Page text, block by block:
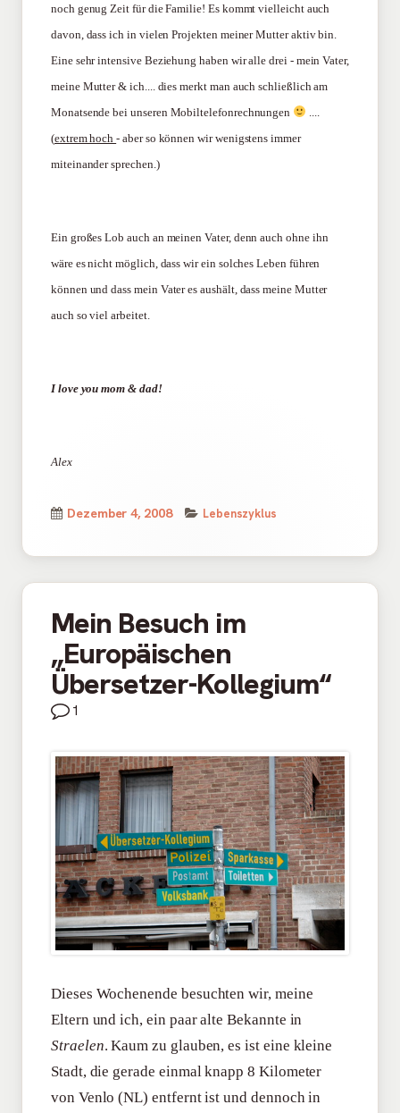
noch genug Zeit für die Familie! Es kommt vielleicht auch
davon, dass ich in vielen Projekten meiner Mutter aktiv bin.
Eine sehr intensive Beziehung haben wir alle drei - mein Vater,
meine Mutter & ich.... dies merkt man auch schließlich am
Monatsende bei unseren Mobiltelefonrechnungen
(extrem hoch- aber so können wir wenigstens immer
miteinander sprechen.)
Ein großes Lob auch an meinen Vater, denn auch ohne ihn
wäre es nicht möglich, dass wir ein solches Leben führen
können und dass mein Vater es aushält, dass meine Mutter
auch so viel arbeitet.
I love you mom & dad!
Alex
Veröffentlicht
Dezember 4, 2008 Kategorien
Lebenszyklus
Mein Besuch im
„Europäischen
Übersetzer-Kollegium“
1
Dieses Wochenende besuchten wir, meine
Eltern und ich, ein paar alte Bekannte in
Straelen. Kaum zu glauben, es ist eine kleine
Stadt, die gerade einmal knapp 8 Kilometer
von Venlo (NL) entfernt ist und dennoch in